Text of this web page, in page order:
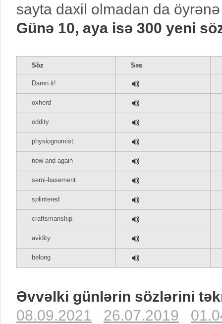
sayta daxil olmadan da
Günə 10, aya isə 300 yeni
Söz Səs
Damn it!
oxherd
oddity
physiognomist
now and again
semi-basement
splintered
craftsmanship
avidity
belong
Əvvəlki günlərin sözlərini
08.09.2021
26.07.2019